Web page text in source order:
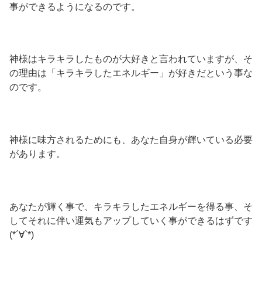
事ができるようになるのです。
神様はキラキラしたものが大好きと言われていますが、そ
の理由は「キラキラしたエネルギー」が好きだという事な
のです。
神様に味方されるためにも、あなた自身が輝いている必要
があります。
あなたが輝く事で、キラキラしたエネルギーを得る事、そ
してそれに伴い運気もアップしていく事ができるはずです
(*´∀`*)